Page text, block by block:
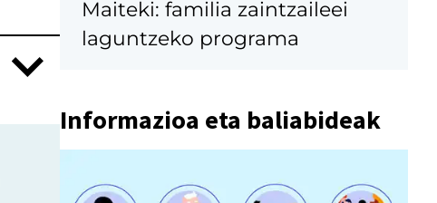
Maiteki: familia zaintzaileei
laguntzeko programa
Informazioa eta baliabideak